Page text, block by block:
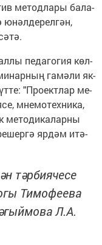
ме­тод­ла­ры ба­ла­
юнәл­де­рел­гән,
пе­да­го­гия көл­
га­мә­ли як­
"Про­ект­лар ме­
мне­мо­тех­ни­ка,
ме­то­ди­ка­лар­ны
яр­дәм итә­
тәр­би­я­че­се
Ти­мо­фе­е­ва
Л.А.